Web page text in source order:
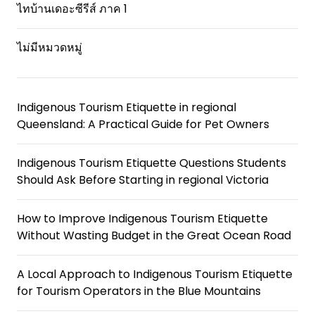
ไทบ้านเดอะซีรีส์ ภาค 1
ไม่มีหมวดหมู่
Indigenous Tourism Etiquette in regional
Queensland: A Practical Guide for Pet Owners
Indigenous Tourism Etiquette Questions Students
Should Ask Before Starting in regional Victoria
How to Improve Indigenous Tourism Etiquette
Without Wasting Budget in the Great Ocean Road
A Local Approach to Indigenous Tourism Etiquette
for Tourism Operators in the Blue Mountains